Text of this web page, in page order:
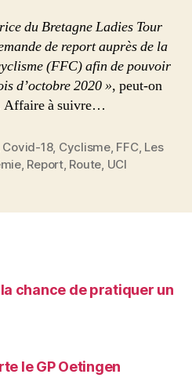
du Bretagne Ladies Tour
de report auprès de la
(FFC) afin de pouvoir
d’octobre 2020 », peut-on
Affaire à suivre…
Covid-18, Cyclisme, FFC, Les
, Report, Route, UCI
la chance de pratiquer un
le GP Oetingen